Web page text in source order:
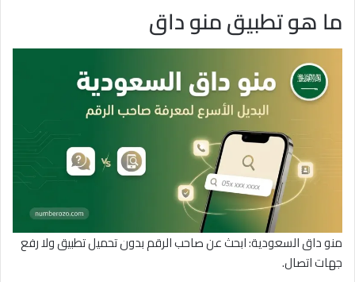
ما هو تطبيق منو داق
منو داق السعودية: ابحث عن صاحب الرقم بدون تحميل تطبيق ولا رفع
جهات اتصال.